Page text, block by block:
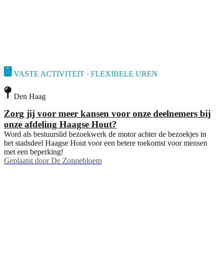
VASTE ACTIVITEIT · FLEXIBELE UREN
Den Haag
Zorg jij voor meer kansen voor onze deelnemers bij
onze afdeling Haagse Hout?
Word als bestuurslid bezoekwerk de motor achter de bezoekjes in
het stadsdeel Haagse Hout voor een betere toekomst voor mensen
met een beperking!
Geplaatst door De Zonnebloem